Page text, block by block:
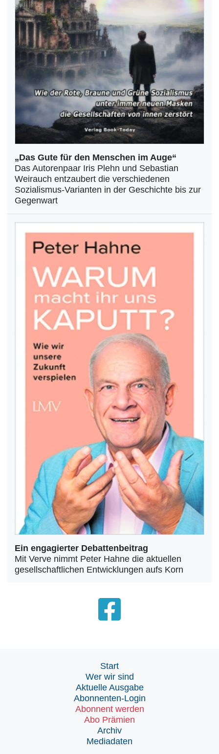
„Das Gute für den Menschen im Auge“
Das Autorenpaar Iris Plehn und Sebastian
Weirauch entzaubert die verschiedenen
Sozialismus-Varianten in der Geschichte bis zur
Gegenwart
Ein engagierter Debattenbeitrag
Mit Verve nimmt Peter Hahne die aktuellen
gesellschaftlichen Entwicklungen aufs Korn
Start
Wer wir sind
Aktuelle Ausgabe
Abonnenten-Login
Abonnent werden
Abo Prämien
Archiv
Mediadaten